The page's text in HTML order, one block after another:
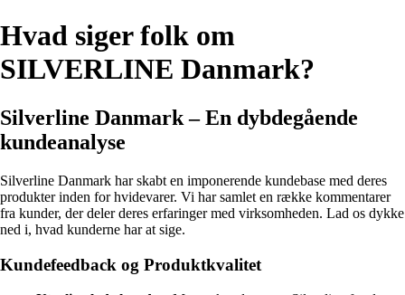
Hvad siger folk om
SILVERLINE Danmark?
Silverline Danmark – En dybdegående
kundeanalyse
Silverline Danmark har skabt en imponerende kundebase med deres
produkter inden for hvidevarer. Vi har samlet en række kommentarer
fra kunder, der deler deres erfaringer med virksomheden. Lad os dykke
ned i, hvad kunderne har at sige.
Kundefeedback og Produktkvalitet